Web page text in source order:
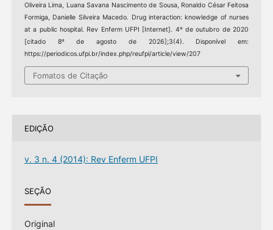
Oliveira Lima, Luana Savana Nascimento de Sousa, Ronaldo César Feitosa
Formiga, Danielle Silveira Macedo. Drug interaction: knowledge of nurses
at a public hospital. Rev Enferm UFPI [Internet]. 4º de outubro de 2020
[citado 8º de agosto de 2026];3(4). Disponível em:
https://periodicos.ufpi.br/index.php/reufpi/article/view/207
Fomatos de Citação
EDIÇÃO
v. 3 n. 4 (2014): Rev Enferm UFPI
SEÇÃO
Original